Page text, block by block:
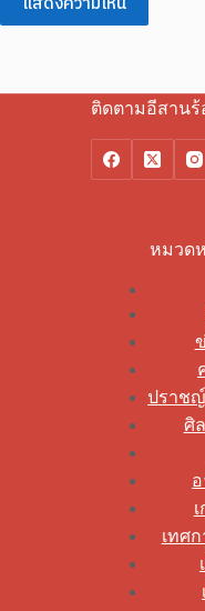
ติดตามอีสานร้
หมวด
ปราช
ศิ
เทศ